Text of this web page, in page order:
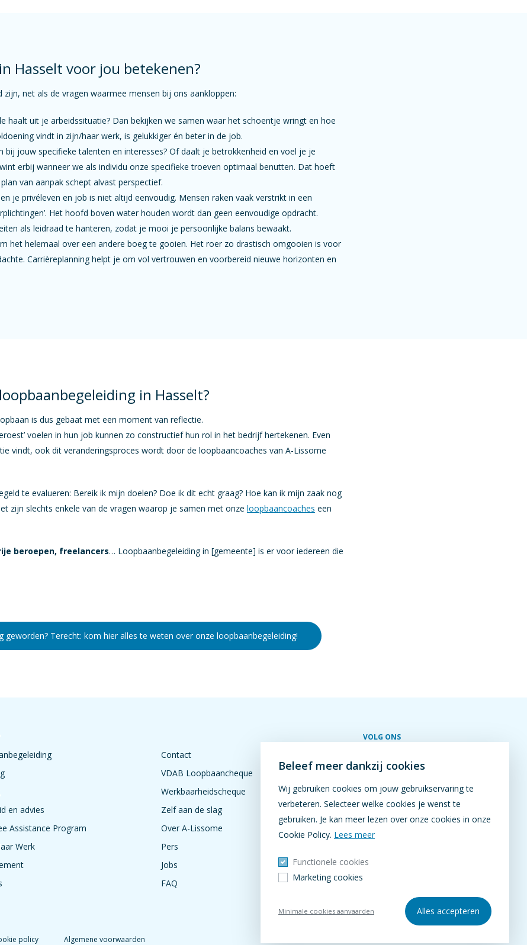
Hasselt voor jou betekenen?
net als de vragen waarmee mensen bij ons aankloppen:
haalt uit je arbeidssituatie? Dan bekijken we samen waar het schoentje wringt en hoe
vindt in zijn/haar werk, is gelukkiger én beter in de job.
bij jouw specifieke talenten en interesses? Of daalt je betrokkenheid en voel je je
erbij wanneer we als individu onze specifieke troeven optimaal benutten. Dat hoeft
van aanpak schept alvast perspectief.
je privéleven en job is niet altijd eenvoudig. Mensen raken vaak verstrikt in een
Het hoofd boven water houden wordt dan geen eenvoudige opdracht.
als leidraad te hanteren, zodat je mooi je persoonlijke balans bewaakt.
het helemaal over een andere boeg te gooien. Het roer zo drastisch omgooien is voor
Carrièreplanning helpt je om vol vertrouwen en voorbereid nieuwe horizonten en
in Hasselt?
is dus gebaat met een moment van reflectie.
voelen in hun job kunnen zo constructief hun rol in het bedrijf hertekenen. Even
vindt, ook dit veranderingsproces wordt door de loopbaancoaches van A-Lissome
te evalueren: Bereik ik mijn doelen? Doe ik dit echt graag? Hoe kan ik mijn zaak nog
zijn slechts enkele van de vragen waarop je samen met onze loopbaancoaches een
beroepen, freelancers… Loopbaanbegeleiding in [gemeente] is er voor iedereen die
geworden? Terecht: kom hier alles te weten over onze loopbaanbegeleiding!
en advies
Assistance Program
Werk
Contact
VDAB Loopbaancheque
Werkbaarheidscheque
Zelf aan de slag
Over A-Lissome
Pers
Jobs
FAQ
VOLG ONS
policy Algemene voorwaarden
Beleef meer dankzij cookies
Wij gebruiken cookies om jouw gebruikservaring te
verbeteren. Selecteer welke cookies je wenst te
gebruiken. Je kan meer lezen over onze cookies in onze
Cookie Policy. Lees meer
Functionele cookies
Marketing cookies
Alles accepteren
Minimale cookies aanvaarden